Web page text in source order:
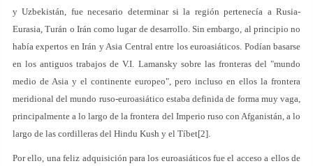
y Uzbekistán, fue necesario determinar si la región pertenecía a Rusia-
Eurasia, Turán o Irán como lugar de desarrollo. Sin embargo, al principio no
había expertos en Irán y Asia Central entre los euroasiáticos. Podían basarse
en los antiguos trabajos de V.I. Lamansky sobre las fronteras del "mundo
medio de Asia y el continente europeo", pero incluso en ellos la frontera
meridional del mundo ruso-euroasiático estaba definida de forma muy vaga,
principalmente a lo largo de la frontera del Imperio ruso con Afganistán, a lo
largo de las cordilleras del Hindu Kush y el Tíbet[2].
Por ello, una feliz adquisición para los euroasiáticos fue el acceso a ellos de